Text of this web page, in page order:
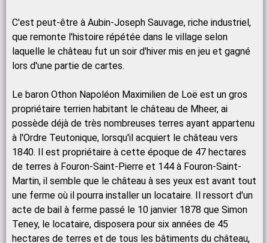
C'est peut-être à Aubin-Joseph Sauvage, riche industriel,
que remonte l'histoire répétée dans le village selon
laquelle le château fut un soir d'hiver mis en jeu et gagné
lors d'une partie de cartes.
Le baron Othon Napoléon Maximilien de Loë est un gros
propriétaire terrien habitant le château de Mheer, ai
possède déjà de très nombreuses terres ayant appartenu
à l'Ordre Teutonique, lorsqu'il acquiert le château vers
1840. Il est propriétaire à cette époque de 47 hectares
de terres à Fouron-Saint-Pierre et 144 à Fouron-Saint-
Martin, il semble que le château à ses yeux est avant tout
une ferme où il pourra installer un locataire. Il ressort d'un
acte de bail à ferme passé le 10 janvier 1878 que Simon
Teney, le locataire, disposera pour six années de 45
hectares de terres et de tous les bâtiments du château,